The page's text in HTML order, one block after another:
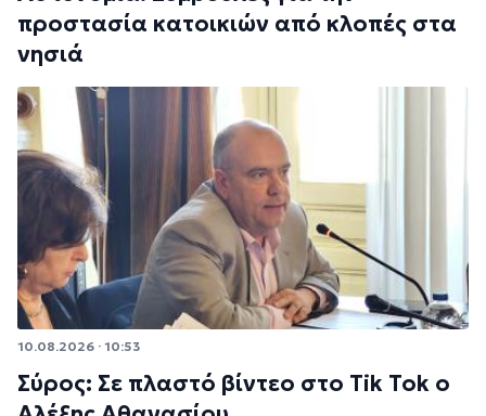
προστασία κατοικιών από κλοπές στα
νησιά
10.08.2026 · 10:53
Σύρος: Σε πλαστό βίντεο στο Tik Tok ο